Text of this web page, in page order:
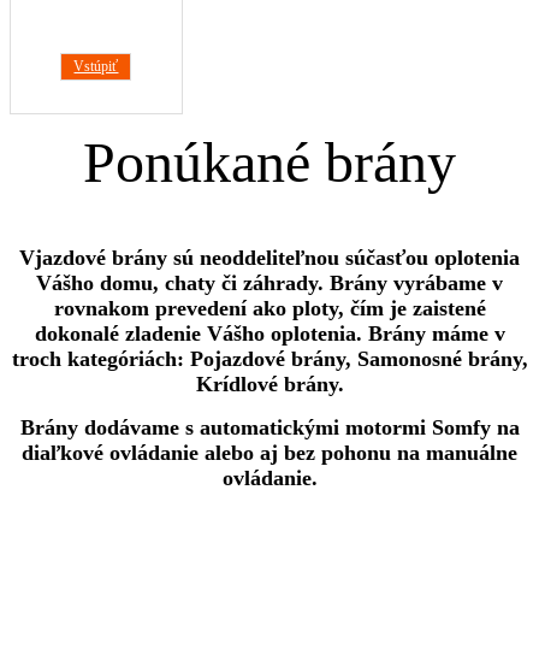
Vstúpiť
Ponúkané brány
Vjazdové brány sú neoddeliteľnou súčasťou oplotenia
Vášho domu, chaty či záhrady. Brány vyrábame v
rovnakom prevedení ako ploty, čím je zaistené
dokonalé zladenie Vášho oplotenia. Brány máme v
troch kategóriách: Pojazdové brány, Samonosné brány,
Krídlové brány.
Brány dodávame s automatickými motormi Somfy na
diaľkové ovládanie alebo aj bez pohonu na manuálne
ovládanie.